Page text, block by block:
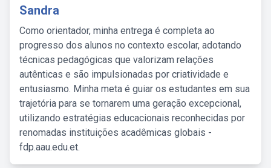
Sandra
Como orientador, minha entrega é completa ao
progresso dos alunos no contexto escolar, adotando
técnicas pedagógicas que valorizam relações
autênticas e são impulsionadas por criatividade e
entusiasmo. Minha meta é guiar os estudantes em sua
trajetória para se tornarem uma geração excepcional,
utilizando estratégias educacionais reconhecidas por
renomadas instituições acadêmicas globais -
fdp.aau.edu.et.